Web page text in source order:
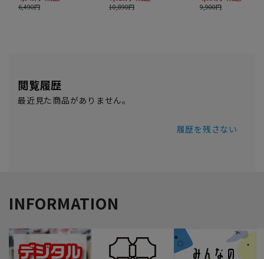
閲覧履歴
最近見た商品がありません。
履歴を残さない
INFORMATION